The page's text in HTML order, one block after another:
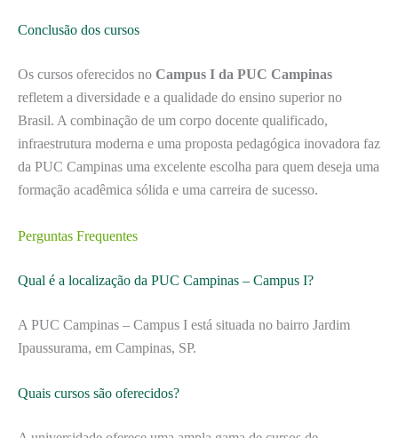
Conclusão dos cursos
Os cursos oferecidos no Campus I da PUC Campinas
refletem a diversidade e a qualidade do ensino superior no
Brasil. A combinação de um corpo docente qualificado,
infraestrutura moderna e uma proposta pedagógica inovadora faz
da PUC Campinas uma excelente escolha para quem deseja uma
formação acadêmica sólida e uma carreira de sucesso.
Perguntas Frequentes
Qual é a localização da PUC Campinas – Campus I?
A PUC Campinas – Campus I está situada no bairro Jardim
Ipaussurama, em Campinas, SP.
Quais cursos são oferecidos?